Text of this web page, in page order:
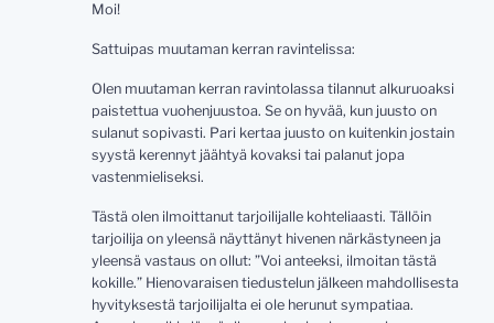
Moi!
Sattuipas muutaman kerran ravintelissa:
Olen muutaman kerran ravintolassa tilannut alkuruoaksi
paistettua vuohenjuustoa. Se on hyvää, kun juusto on
sulanut sopivasti. Pari kertaa juusto on kuitenkin jostain
syystä kerennyt jäähtyä kovaksi tai palanut jopa
vastenmieliseksi.
Tästä olen ilmoittanut tarjoilijalle kohteliaasti. Tällöin
tarjoilija on yleensä näyttänyt hivenen närkästyneen ja
yleensä vastaus on ollut: ”Voi anteeksi, ilmoitan tästä
kokille.” Hienovaraisen tiedustelun jälkeen mahdollisesta
hyvityksestä tarjoilijalta ei ole herunut sympatiaa.